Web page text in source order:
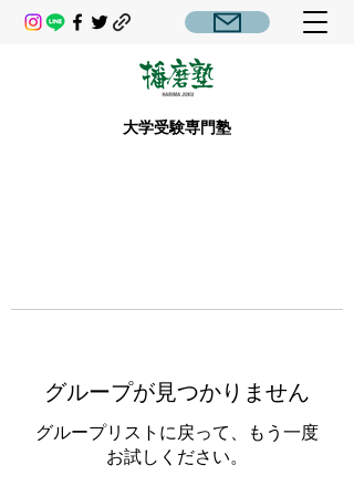
大学受験専門塾
グループが見つかりません
グループリストに戻って、もう一度
お試しください。